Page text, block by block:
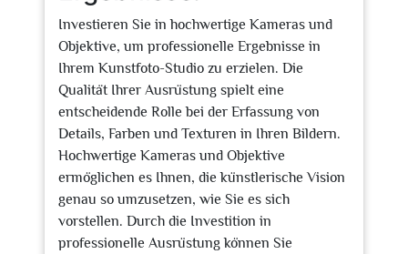
Investieren Sie in hochwertige Kameras und
Objektive, um professionelle Ergebnisse in
Ihrem Kunstfoto-Studio zu erzielen. Die
Qualität Ihrer Ausrüstung spielt eine
entscheidende Rolle bei der Erfassung von
Details, Farben und Texturen in Ihren Bildern.
Hochwertige Kameras und Objektive
ermöglichen es Ihnen, die künstlerische Vision
genau so umzusetzen, wie Sie es sich
vorstellen. Durch die Investition in
professionelle Ausrüstung können Sie